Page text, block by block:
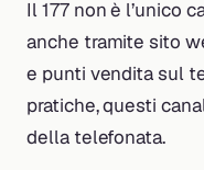
Il 177 non è l’unico
anche tramite sito
e punti vendita sul
pratiche, questi
della telefonata.